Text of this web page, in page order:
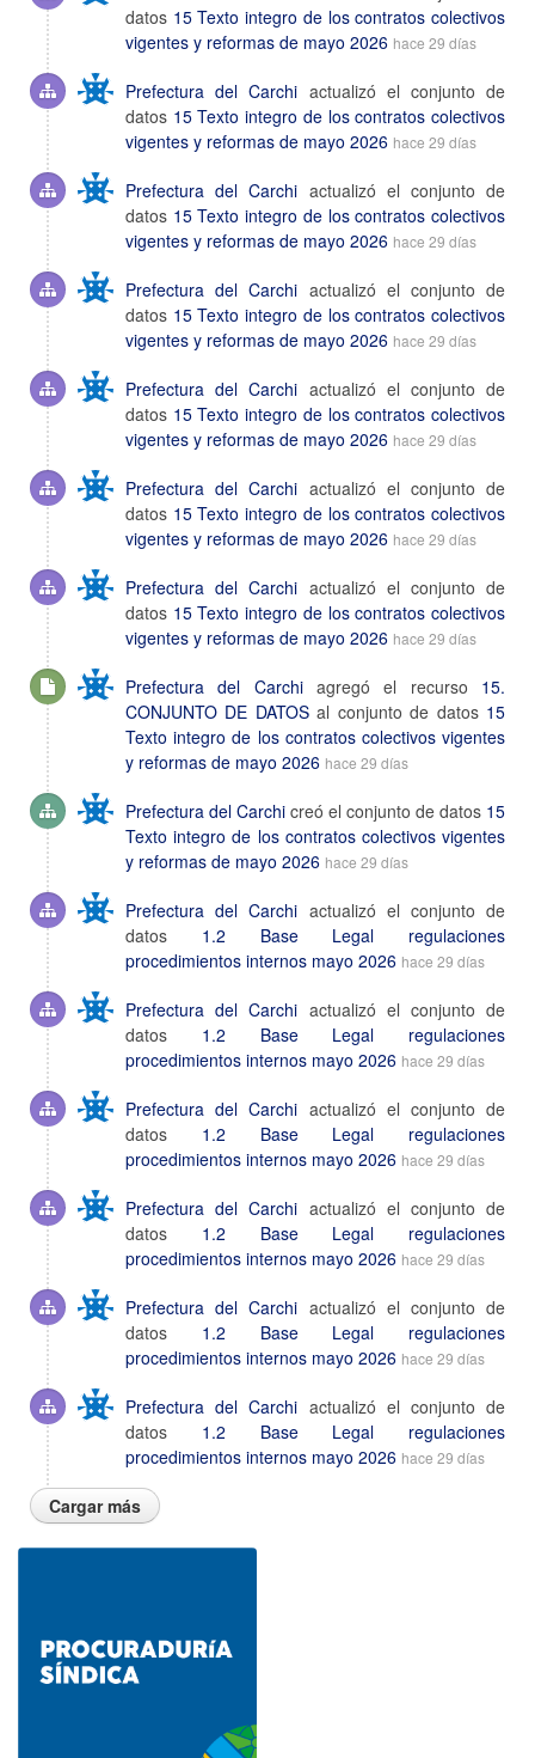
datos 15 Texto integro de los contratos colectivos
vigentes y reformas de mayo 2026 hace 29 días
Prefectura del Carchi actualizó el conjunto de
datos 15 Texto integro de los contratos colectivos
vigentes y reformas de mayo 2026 hace 29 días
Prefectura del Carchi actualizó el conjunto de
datos 15 Texto integro de los contratos colectivos
vigentes y reformas de mayo 2026 hace 29 días
Prefectura del Carchi actualizó el conjunto de
datos 15 Texto integro de los contratos colectivos
vigentes y reformas de mayo 2026 hace 29 días
Prefectura del Carchi actualizó el conjunto de
datos 15 Texto integro de los contratos colectivos
vigentes y reformas de mayo 2026 hace 29 días
Prefectura del Carchi actualizó el conjunto de
datos 15 Texto integro de los contratos colectivos
vigentes y reformas de mayo 2026 hace 29 días
Prefectura del Carchi actualizó el conjunto de
datos 15 Texto integro de los contratos colectivos
vigentes y reformas de mayo 2026 hace 29 días
Prefectura del Carchiagregó el recurso 15.
CONJUNTO DE DATOSal conjunto de datos 15
Texto integro de los contratos colectivos vigentes
y reformas de mayo 2026 hace 29 días
Prefectura del Carchi creó el conjunto de datos 15
Texto integro de los contratos colectivos vigentes
y reformas de mayo 2026 hace 29 días
Prefectura del Carchi actualizó el conjunto de
datos 1.2 Base Legal regulaciones
procedimientos internos mayo 2026 hace 29 días
Prefectura del Carchi actualizó el conjunto de
datos 1.2 Base Legal regulaciones
procedimientos internos mayo 2026 hace 29 días
Prefectura del Carchi actualizó el conjunto de
datos 1.2 Base Legal regulaciones
procedimientos internos mayo 2026 hace 29 días
Prefectura del Carchi actualizó el conjunto de
datos 1.2 Base Legal regulaciones
procedimientos internos mayo 2026 hace 29 días
Prefectura del Carchi actualizó el conjunto de
datos 1.2 Base Legal regulaciones
procedimientos internos mayo 2026 hace 29 días
Prefectura del Carchi actualizó el conjunto de
datos 1.2 Base Legal regulaciones
procedimientos internos mayo 2026 hace 29 días
Cargar más